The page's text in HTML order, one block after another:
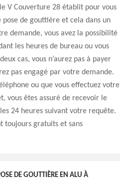
V Couverture 28 établit pour vous
de gouttière et cela dans un
demande, vous avez la possibilité
les heures de bureau ou vous
cas, vous n’aurez pas à payer
pas engagé par votre demande.
ou que vous effectuez votre
vous êtes assuré de recevoir le
24 heures suivant votre requête.
toujours gratuits et sans
DE GOUTTIÈRE EN ALU À